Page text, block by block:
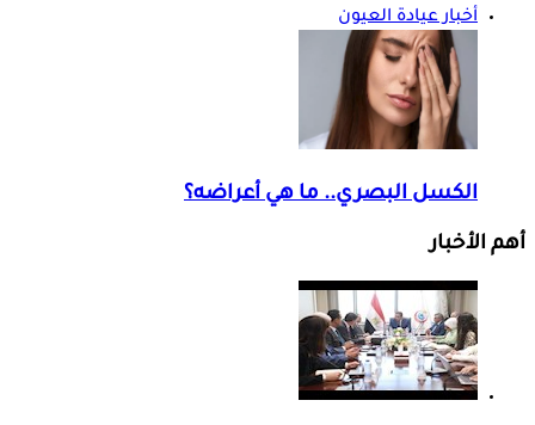
أخبار عيادة العيون
الكسل البصري.. ما هي أعراضه؟
أهم الأخبار